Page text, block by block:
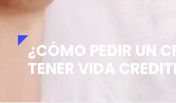
¿CÓMO PEDIR UN
TENER VIDA